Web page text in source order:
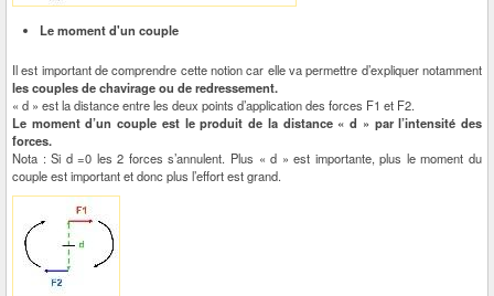
Le moment d'un couple
Il est important de comprendre cette notion car elle va permettre d’expliquer notamment
les couples de chavirage ou de redressement.
« d » est la distance entre les deux points d’application des forces F1 et F2.
Le moment d’un couple est le produit de la distance « d » par l’intensité des
forces.
Nota : Si d =0 les 2 forces s’annulent. Plus « d » est importante, plus le moment du
couple est important et donc plus l’effort est grand.